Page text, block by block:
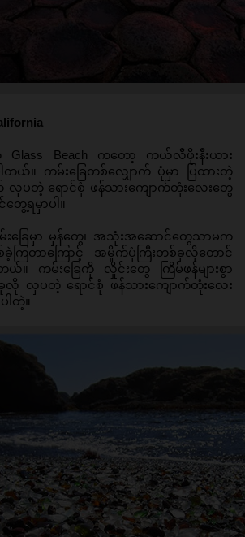
Glass Beach ကတော့ ကယ်လီဖိုးနီးယား
ယ်။ ကမ်းခြေတစ်လျှောက် ပုံမှာ ပြထားတဲ့
ပတဲ့ ရောင်စုံ ဖန်သားကျောက်တုံးလေးတွေ
တွေ့ရမှာပါ။
ြေမှာ မှန်တွေ၊ အသုံးအဆောင်တွေသာမက
ကြတာကြောင့် အမှိုက်ပုံကြီးတစ်ခုလိုတောင်
။ ကမ်းခြေကို လှိုင်းတွေ ကြိမ်ဖန်များစွာ
လို လှပတဲ့ ရောင်စုံ ဖန်သားကျောက်တုံးလေး
ါတဲ့။